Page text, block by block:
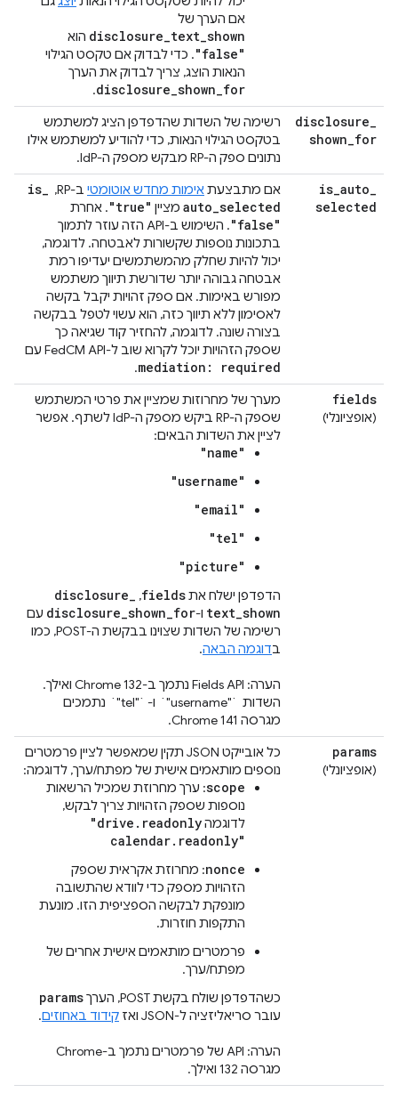
אם הערך של
disclosure_text_shown הוא
"false". כדי לבדוק אם טקסט הגילוי
הנאות הוצג, צריך לבדוק את הערך
disclosure_shown_for
.
disclosure_
shown_for
רשימה של השדות שהדפדפן הציג למשתמש
בטקסט הגילוי הנאות, כדי להודיע למשתמש אילו
נתונים ספק ה-RP מבקש מספק ה-IdP.
is_auto_
selected
אם מתבצעתאימות מחדש אוטומטי ב-RP, ‏ is_
auto_selected מציין "true". אחרת
"false"
. השימוש ב-API הזה עוזר לתמוך
בתכונות נוספות שקשורות לאבטחה. לדוגמה,
יכול להיות שחלק מהמשתמשים יעדיפו רמת
אבטחה גבוהה יותר שדורשת תיווך משתמש
מפורש באימות. אם ספק זהויות יקבל בקשה
לאסימון ללא תיווך כזה, הוא עשוי לטפל בבקשה
בצורה שונה. לדוגמה, להחזיר קוד שגיאה כך
שספק הזהויות יוכל לקרוא שוב ל-FedCM API עם
mediation: required
.
fields
(אופציונלי)
מערך של מחרוזות שמציין את פרטי המשתמש
שספק ה-RP ביקש מספק ה-IdP לשתף. אפשר
לציין את השדות הבאים:
"name"
"username"
"email"
"tel"
"picture"
הדפדפן ישלח אתfields
,‏
disclosure_
text_shown ו- disclosure_shown_for
עם
רשימה של השדות שצוינו בבקשת ה-POST, כמו
בדוגמה הבאה.
הערה: Fields API נתמך ב-Chrome 132 ואילך.
השדות ‎ `"username"` ‎ ו-‎ `"tel"` ‎ נתמכים
מגרסה Chrome 141.
params
(אופציונלי)
כל אובייקט JSON תקין שמאפשר לציין פרמטרים
נוספים מותאמים אישית של מפתח/ערך, לדוגמה:
scope: ערך מחרוזת שמכיל הרשאות
נוספות שספק הזהויות צריך לבקש,
לדוגמה"drive.readonly
calendar.readonly"
nonce: מחרוזת אקראית שספק
הזהויות מספק כדי לוודא שהתשובה
מונפקת לבקשה הספציפית הזו. מונעת
התקפות חוזרות.
פרמטרים מותאמים אישית אחרים של
מפתח/ערך.
כשהדפדפן שולח בקשת POST, הערך
params
עובר סריאליזציה ל-JSON ואז קידוד באחוזים.
הערה: API של פרמטרים נתמך ב-Chrome
מגרסה 132 ואילך.